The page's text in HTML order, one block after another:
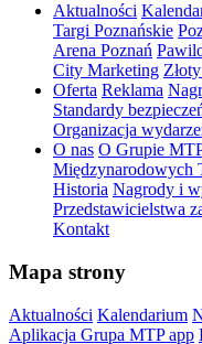
Aktualności
Targi Poznańskie
Arena Poznań
City Marketing
Oferta Reklama
Standardy
Organizacja
O nas O Grupie
Międzynarodowych
Historia Nagrody i
Przedstawicielstwa
Kontakt
Mapa strony
Aktualności Kalendarium
Aplikacja Grupa MTP app